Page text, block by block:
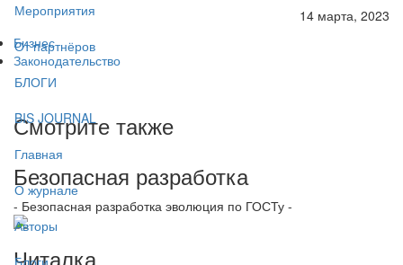
Мероприятия
От партнёров
БЛОГИ
BIS JOURNAL
Главная
О журнале
Авторы
Блоги
14 марта, 2023
Бизнес
Законодательство
Смотрите также
Безопасная разработка
- Безопасная разработка эволюция по ГОСТу -
Читалка